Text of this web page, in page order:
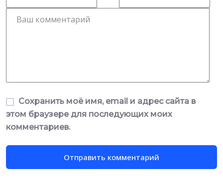
Сохранить моё имя, email и адрес сайта в
этом браузере для последующих моих
комментариев.